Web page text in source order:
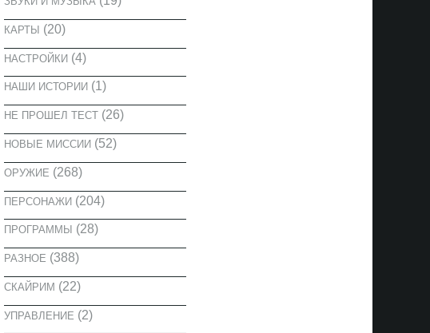
КАРТЫ (20)
НАСТРОЙКИ(4)
НАШИ ИСТОРИИ(1)
НЕ ПРОШЕЛ ТЕСТ(26)
НОВЫЕ МИССИИ(52)
ОРУЖИЕ (268)
ПЕРСОНАЖИ(204)
ПРОГРАММЫ (28)
РАЗНОЕ (388)
СКАЙРИМ (22)
УПРАВЛЕНИЕ (2)